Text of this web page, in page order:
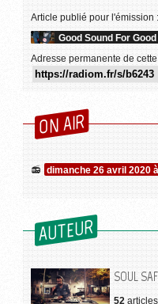
Article publié pour l'émission :
Good Sound For
Adresse permanente de
ON AIR
dimanche 26 avril 2020
AUTEUR
SOUL
52